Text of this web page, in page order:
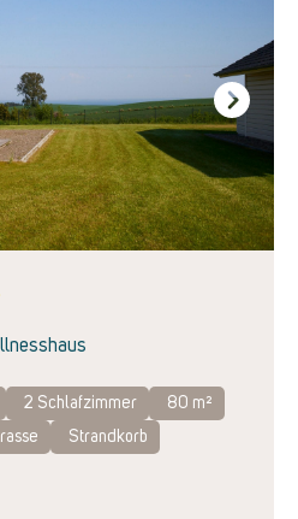
Next
2 Schlafzimmer
80 m²
Strandkorb